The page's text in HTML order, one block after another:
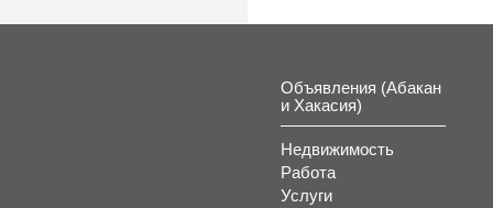
Объявления (Абакан
и Хакасия)
Недвижимость
Работа
Услуги